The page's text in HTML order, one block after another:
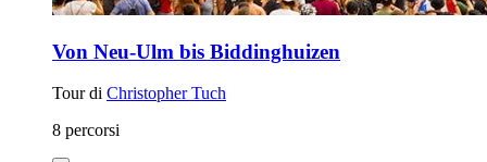
Von Neu-Ulm bis Biddinghuizen
Tour di Christopher Tuch
8 percorsi